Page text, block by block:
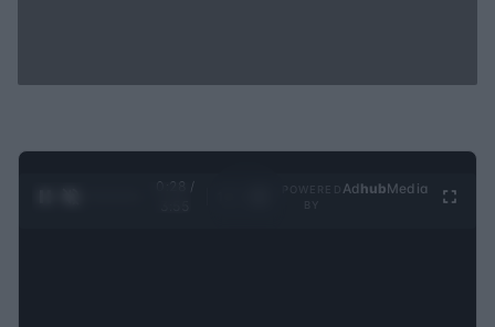
0:29 /
Ad hubMedia